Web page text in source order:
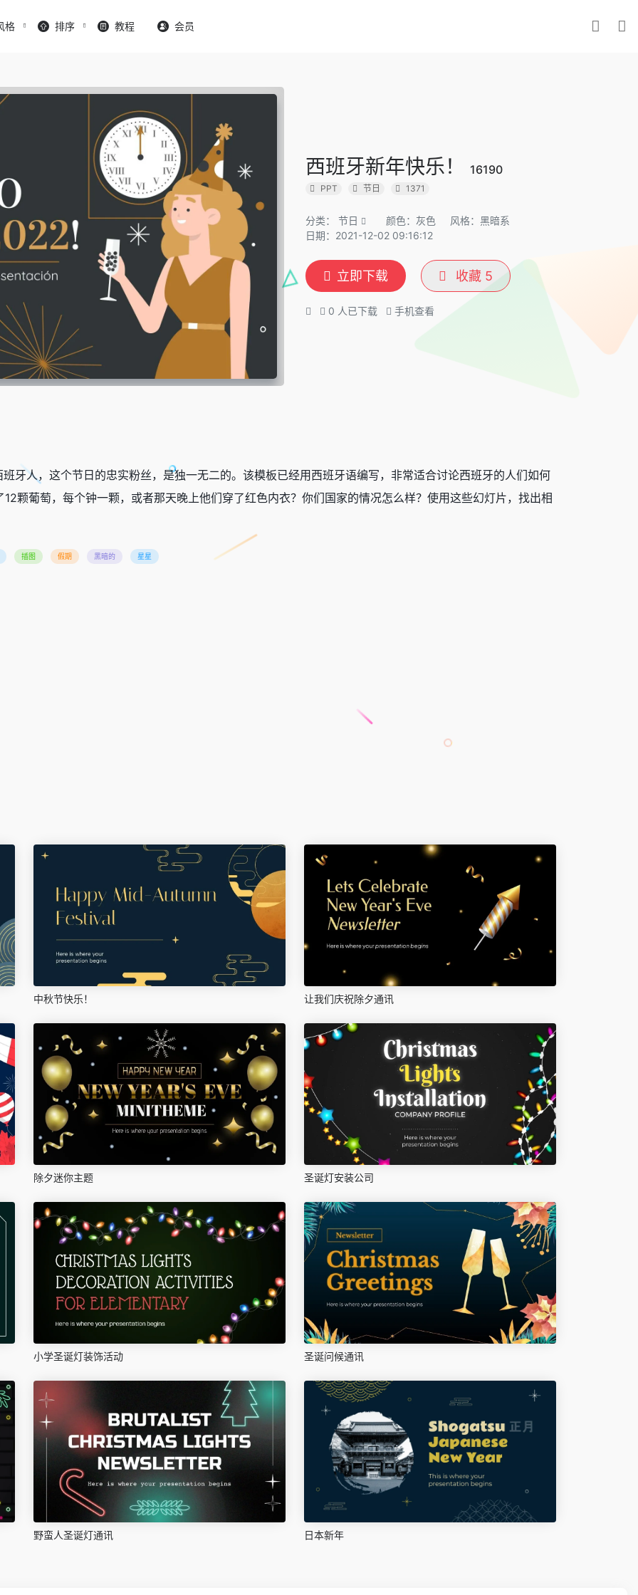
格 排序 教程 会员
西班牙新年快乐！ 16190
PPT 节日 1371
分类： 节日 颜色：灰色
风格：黑暗系
日期：2021-12-02 09:16:12
立即下载 收藏 5
0 人已下载 手机查看
牙人，这个节日的忠实粉丝，是独一无二的。该模板已经用西班牙语编写，非常适合讨论西班牙的人们如何
颗葡萄，每个钟一颗，或者那天晚上他们穿了红色内衣？你们国家的情况怎么样？使用这些幻灯片，找出相
插图 假期 黑暗的 星星
中秋节快乐！ 让我们庆祝除夕通讯
除夕迷你主题 圣诞灯安装公司
小学圣诞灯装饰活动 圣诞问候通讯
野蛮人圣诞灯通讯 日本新年